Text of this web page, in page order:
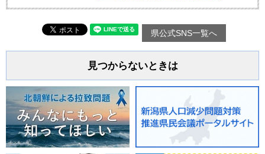
県公式SNS一覧へ
見つからないときは